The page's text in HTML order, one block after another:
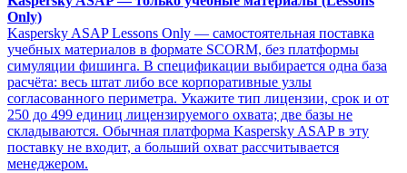
Only)
Kaspersky ASAP Lessons Only — самостоятельная поставка
учебных материалов в формате SCORM, без платформы
симуляции фишинга. В спецификации выбирается одна база
расчёта: весь штат либо все корпоративные узлы
согласованного периметра. Укажите тип лицензии, срок и от
250 до 499 единиц лицензируемого охвата; две базы не
складываются. Обычная платформа Kaspersky ASAP в эту
поставку не входит, а больший охват рассчитывается
менеджером.